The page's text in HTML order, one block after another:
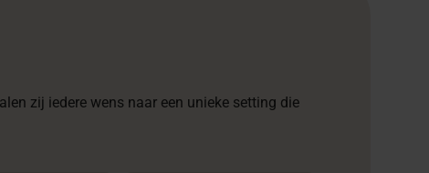
zij iedere wens naar een unieke setting die